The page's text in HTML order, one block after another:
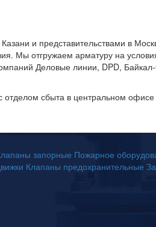
и представительствами в
Мы отгружаем арматуру на
Деловые линии, DPD,
отделом сбыта в центральном
запорные Пожарное
Клапаны предохранительные